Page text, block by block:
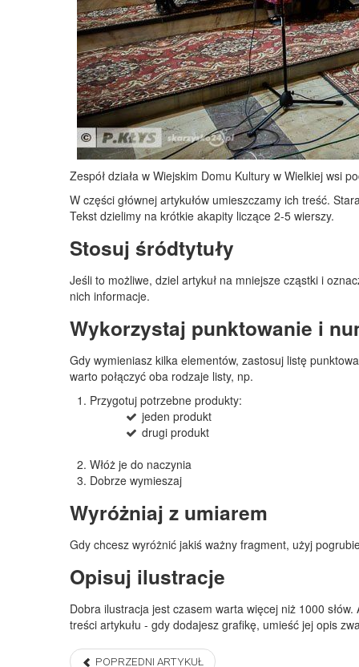
Zespół działa w Wiejskim Domu Kultury w Wielkiej wsi
W części głównej artykułów umieszczamy ich treść.
Tekst dzielimy na krótkie akapity liczące 2-5 wierszy.
Stosuj śródtytuły
Jeśli to możliwe, dziel artykuł na mniejsze cząstki i
nich informacje.
Wykorzystaj punktowanie i
Gdy wymieniasz kilka elementów, zastosuj listę
warto połączyć oba rodzaje listy, np.
Przygotuj potrzebne produkty:
jeden produkt
drugi produkt
Włóż je do naczynia
Dobrze wymieszaj
Wyróżniaj z umiarem
Gdy chcesz wyróżnić jakiś ważny fragment, użyj
Opisuj ilustracje
Dobra ilustracja jest czasem warta więcej niż 1000
treści artykułu - gdy dodajesz grafikę, umieść jej opis
POPRZEDNI ARTYKUŁ